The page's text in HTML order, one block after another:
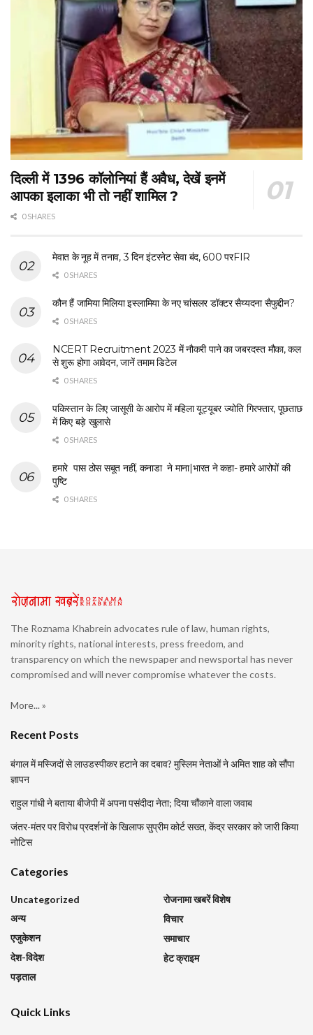
दिल्ली में 1396 कॉलोनियां हैं अवैध, देखें इनमें
आपका इलाका भी तो नहीं शामिल ?
0 SHARES
मेवात के नूह में तनाव, 3 दिन इंटरनेट सेवा बंद, 600 परFIR
0 SHARES
कौन हैं जामिया मिलिया इस्लामिया के नए चांसलर डॉक्टर सैय्यदना सैफुद्दीन?
0 SHARES
NCERT Recruitment 2023 में नौकरी पाने का जबरदस्त मौका, कल
से शुरू होगा आवेदन, जानें तमाम डिटेल
0 SHARES
पकिस्तान के लिए जासूसी के आरोप में महिला यूट्यूबर ज्योति गिरफ्तार, पूछताछ
में किए बड़े खुलासे
0 SHARES
हमारे पास ठोस सबूत नहीं, कनाडा ने माना|भारत ने कहा- हमारे आरोपों की
पुष्टि
0 SHARES
The Roznama Khabrein advocates rule of law, human rights,
minority rights, national interests, press freedom, and
transparency on which the newspaper and newsportal has never
compromised and will never compromise whatever the costs.
More... »
Recent Posts
बंगाल में मस्जिदों से लाउडस्पीकर हटाने का दबाव? मुस्लिम नेताओं ने अमित शाह को सौंपा
ज्ञापन
राहुल गांधी ने बताया बीजेपी में अपना पसंदीदा नेता; दिया चौंकाने वाला जवाब
जंतर-मंतर पर विरोध प्रदर्शनों के खिलाफ सुप्रीम कोर्ट सख्त, केंद्र सरकार को जारी किया
नोटिस
Categories
Uncategorized
अन्य
एजुकेशन
देश-विदेश
पड़ताल
रोजनामा खबरें विशेष
विचार
समाचार
हेट क्राइम
Quick Links